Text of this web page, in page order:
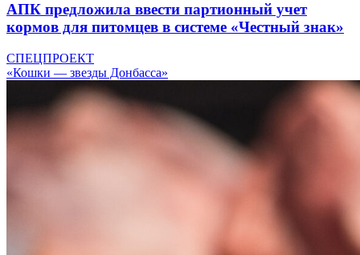
АПК предложила ввести партионный учет
кормов для питомцев в системе «Честный знак»
СПЕЦПРОЕКТ
«Кошки — звезды Донбасса»